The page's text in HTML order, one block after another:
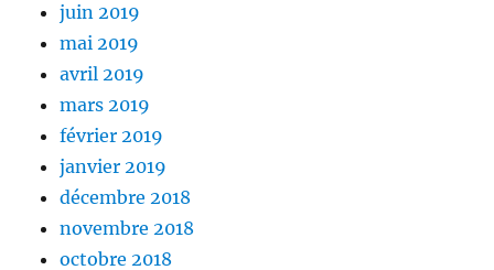
juin 2019
mai 2019
avril 2019
mars 2019
février 2019
janvier 2019
décembre 2018
novembre 2018
octobre 2018